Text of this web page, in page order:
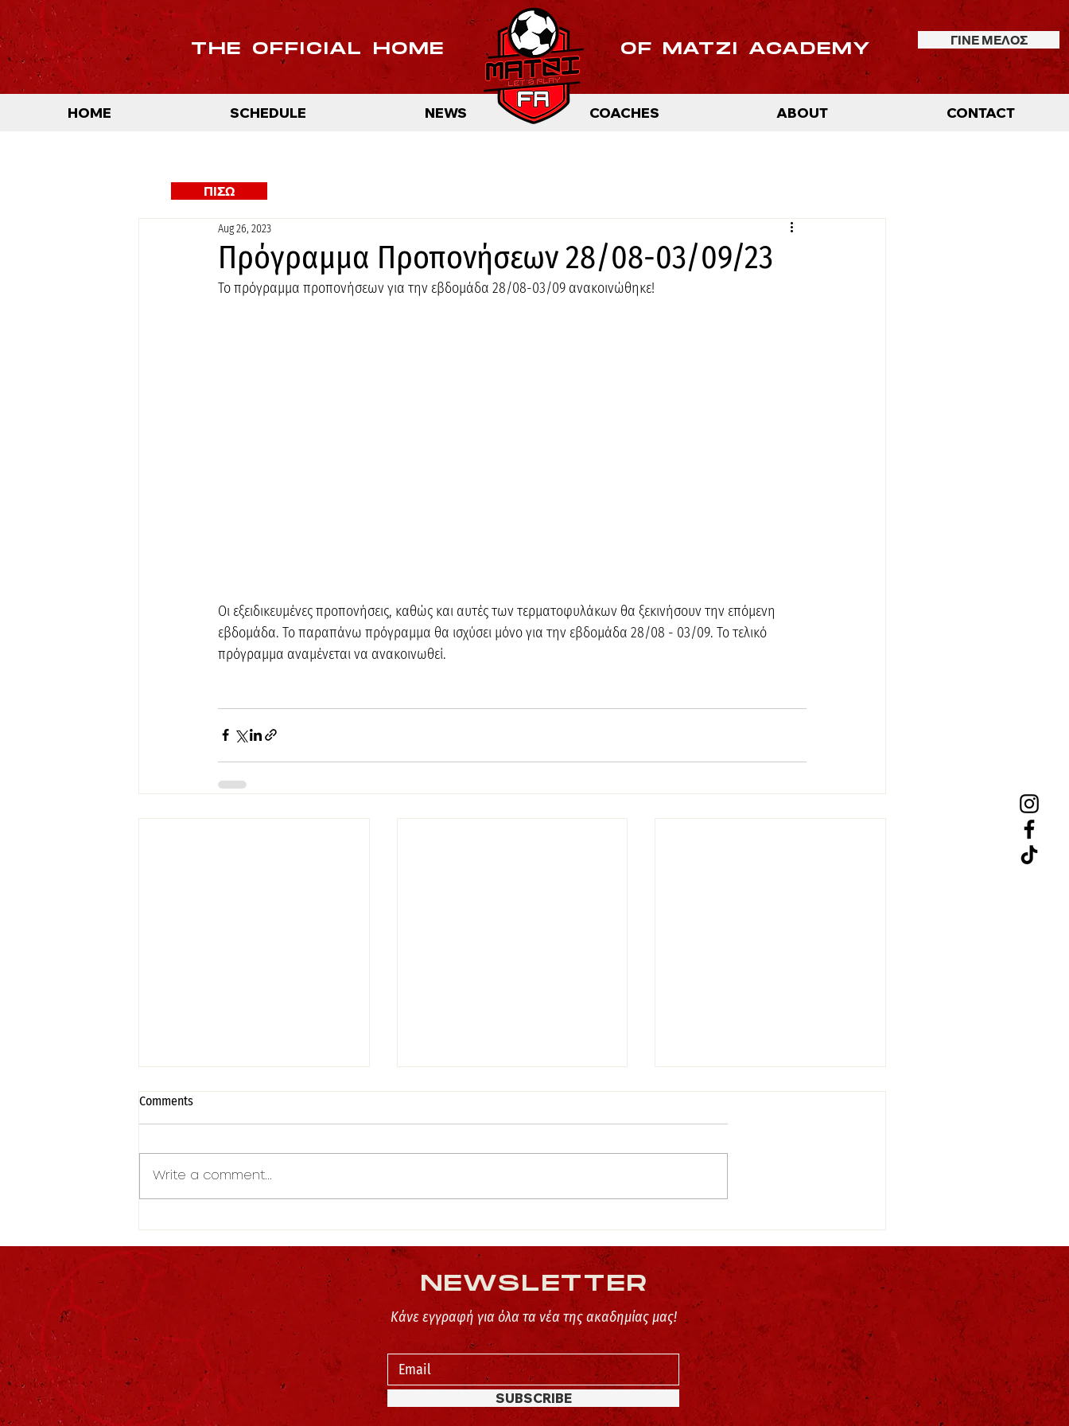
THE OFFICIAL HOME OF MATZI ACADEMY ΓΙΝΕ ΜΕΛΟΣ
HOME SCHEDULE NEWS COACHES ABOUT CONTACT
Πρόγραμμα Προπονήσεων 28/08-03/09/23
Aug 26, 2023
Το πρόγραμμα προπονήσεων για την εβδομάδα 28/08-03/09 ανακοινώθηκε!
Οι εξειδικευμένες προπονήσεις, καθώς και αυτές των τερματοφυλάκων θα ξεκινήσουν την επόμενη
εβδομάδα. Το παραπάνω πρόγραμμα θα ισχύσει μόνο για την εβδομάδα 28/08 - 03/09. Το τελικό
πρόγραμμα αναμένεται να ανακοινωθεί.
Comments
Write a comment...
ΠΙΣΩ
NEWSLETTER
Κάνε εγγραφή για όλα τα νέα της ακαδημίας μας!
SUBSCRIBE